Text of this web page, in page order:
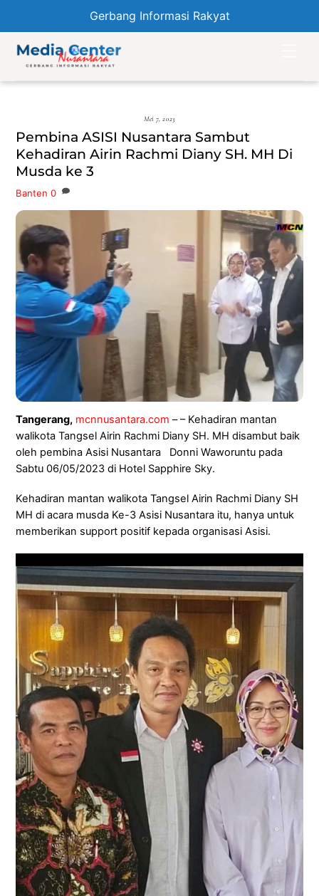
Gerbang Informasi Rakyat
content
Mei 7, 2023
Pembina ASISI Nusantara Sambut
Kehadiran Airin Rachmi Diany SH. MH Di
Musda ke 3
Banten 0
Tangerang, mcnnusantara.com – – Kehadiran mantan
walikota Tangsel Airin Rachmi Diany SH. MH disambut baik
oleh pembina Asisi Nusantara Donni Waworuntu pada
Sabtu 06/05/2023 di Hotel Sapphire Sky.
Kehadiran mantan walikota Tangsel Airin Rachmi Diany SH
MH di acara musda Ke-3 Asisi Nusantara itu, hanya untuk
memberikan support positif kepada organisasi Asisi.